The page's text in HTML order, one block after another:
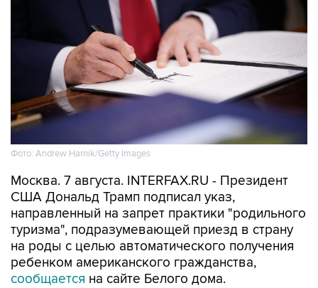
Фото: Andrew Harnik/Getty Images
Москва. 7 августа. INTERFAX.RU - Президент
США Дональд Трамп подписал указ,
направленный на запрет практики "родильного
туризма", подразумевающей приезд в страну
на роды с целью автоматического получения
ребенком американского гражданства,
сообщается на сайте Белого дома.